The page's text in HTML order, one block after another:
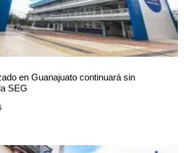
en Guanajuato continuará sin
SEG